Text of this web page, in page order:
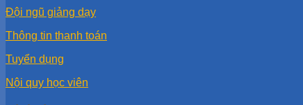
Đội ngũ giảng dạy
Thông tin thanh toán
Tuyển dụng
Nội quy học viên